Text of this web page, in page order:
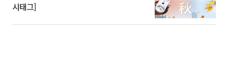
시태그]